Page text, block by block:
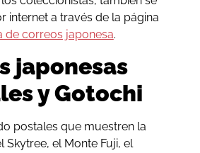
internet a través de la página
de correos japonesa.
japonesas
y Gotochi
postales que muestren la
Skytree, el Monte Fuji, el